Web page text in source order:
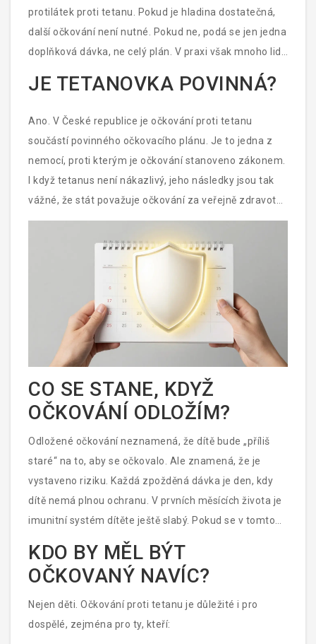
nezaočkovaných dětí nebo dospělých, kteří si očkování
nechali „na později“.
protilátek proti tetanu. Pokud je hladina dostatečná,
další očkování není nutné. Pokud ne, podá se jen jedna
doplňková dávka, ne celý plán. V praxi však mnoho lidí
volí jednodušší cestu: pokud nevědí, kdy byli naposledy
očkováni, a není jistota, že mají plnou imunitu, podá se
JE TETANOVKA POVINNÁ?
Ano. V České republice je očkování proti tetanu
součástí povinného očkovacího plánu. Je to jedna z
nemocí, proti kterým je očkování stanoveno zákonem.
I když tetanus není nákazlivý, jeho následky jsou tak
vážné, že stát považuje očkování za veřejně zdravotně
důležité. Není to jen o vašem dítěti - každý očkovaný
člověk snižuje riziko, že se někdo jiný nakazí. I když se
tetanus nešíří přímo, vysoký podíl očkovaných
zabraňuje šíření bakterií v prostředí.
CO SE STANE, KDYŽ
OČKOVÁNÍ ODLOŽÍM?
Odložené očkování neznamená, že dítě bude „příliš
staré“ na to, aby se očkovalo. Ale znamená, že je
vystaveno riziku. Každá zpožděná dávka je den, kdy
dítě nemá plnou ochranu. V prvních měsících života je
imunitní systém dítěte ještě slabý. Pokud se v tomto
období zraní - například spadne a otevře ránu - a není
očkovaný, může se tetanus rozvinout během několika
dnů. Není to nemoc, kterou lze „včas“ vyléčit. Léčba
tetanu je náročná: pacienti jsou udržováni v intenzivní
péči, potřebují umělé dýchání, silné léky na uklidnění
KDO BY MĚL BÝT
OČKOVANÝ NAVÍC?
Nejen děti. Očkování proti tetanu je důležité i pro
dospělé, zejména pro ty, kteří: